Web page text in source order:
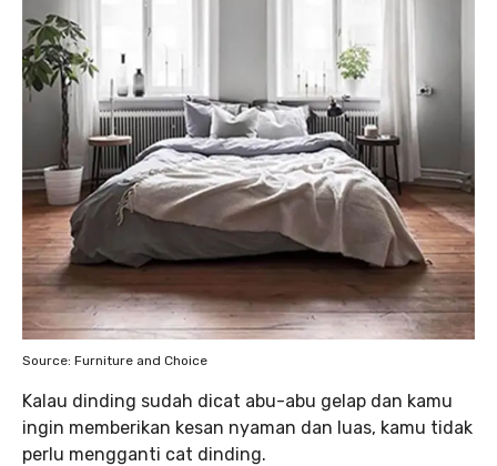
Source: Furniture and Choice
Kalau dinding sudah dicat abu-abu gelap dan kamu
ingin memberikan kesan nyaman dan luas, kamu tidak
perlu mengganti cat dinding.